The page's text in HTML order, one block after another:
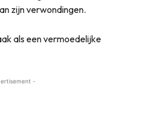
zijn verwondingen.
als een vermoedelijke
-